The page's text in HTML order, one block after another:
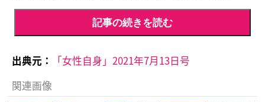
記事の続きを読む
出典元：
「女性自身」2021年7月13日号
関連画像